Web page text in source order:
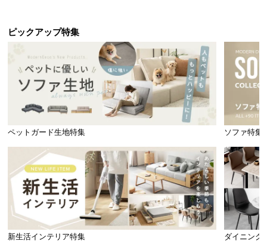
ピックアップ特集
ペットガード生地特集 ソファ特集
新生活インテリア特集 ダイニング